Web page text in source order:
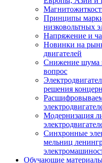
Принципы
низковольтных
Напряжение и
Новинки на
двигателей
Снижение шума
вопрос
решения
Модернизация
Синхронные
мельниц
Обучающие